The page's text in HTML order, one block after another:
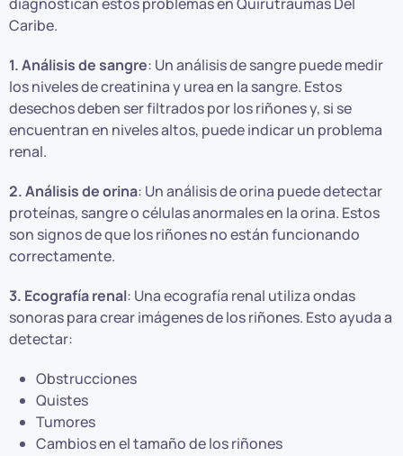
Caribe.
1. Análisis de sangre: Un análisis de sangre puede medir
los niveles de creatinina y urea en la sangre. Estos
desechos deben ser filtrados por los riñones y, si se
encuentran en niveles altos, puede indicar un problema
renal.
2. Análisis de orina: Un análisis de orina puede detectar
proteínas, sangre o células anormales en la orina. Estos
son signos de que los riñones no están funcionando
correctamente.
3. Ecografía renal: Una ecografía renal utiliza ondas
sonoras para crear imágenes de los riñones. Esto ayuda a
detectar:
Obstrucciones
Quistes
Tumores
Cambios en el tamaño de los riñones